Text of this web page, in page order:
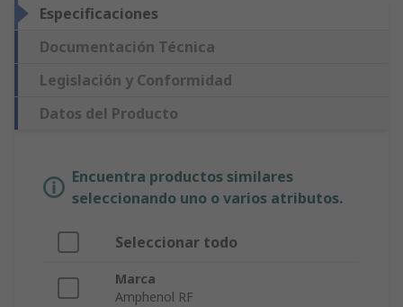
Especificaciones
Documentación Técnica
Legislación y Conformidad
Datos del Producto
Encuentra productos similares
seleccionando uno o varios atributos.
Seleccionar todo
Marca
Amphenol RF